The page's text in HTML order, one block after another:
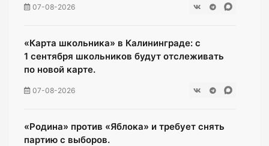
07-08-2026
«Карта школьника» в Калининграде: с
1 сентября школьников будут отслеживать
по новой карте.
07-08-2026
«Родина» против «Яблока» и требует снять
партию с выборов.